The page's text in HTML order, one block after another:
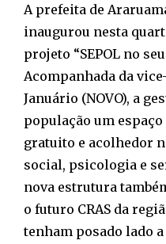
A prefeita de
inaugurou nesta
projeto “SEPOL no
Acompanhada da
Januário (NOVO), a
população um
gratuito e acolhedor
social, psicologia e
nova estrutura
o futuro CRAS da
tenham posado lado